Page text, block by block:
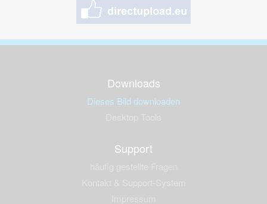
Downloads
Dieses Bild downloaden
Support